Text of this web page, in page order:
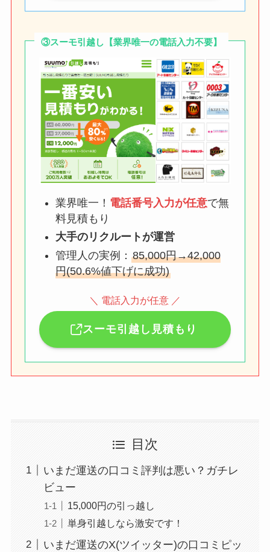
③スーモ引越し【業界唯一の電話入力不要】
業界唯一！ 電話番号入力が任意で無
料見積もり
大手のリクルートが運営
管理人の実例： 85,000円→42,000
円(50.6%値下げに成功)
＼ 電話入力が任意 ／
スーモ引越し見積もり
目次
いまだ運送の口コミ評判は悪い？ガチレ
ビュー
15,000円の引っ越し
単身引越しなら激安です！
いまだ運送のX(ツイッター)の口コミピッ